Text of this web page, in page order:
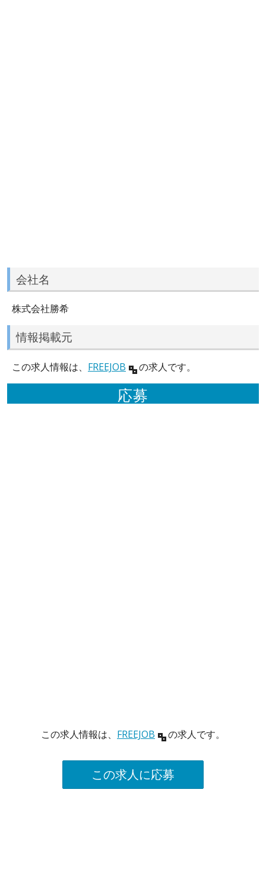
会社名
株式会社勝希
情報掲載元
この求人情報は、 FREEJOB の求人です。
応募
この求人情報は、 FREEJOB の求人です。
この求人に応募